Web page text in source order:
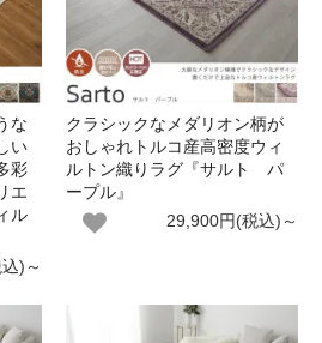
な
い
彩
エ
ル
)～
クラシックなメダリオン柄が
おしゃれトルコ産高密度ウィ
ルトン織りラグ『サルト パ
ープル』
29,900円(税込)～